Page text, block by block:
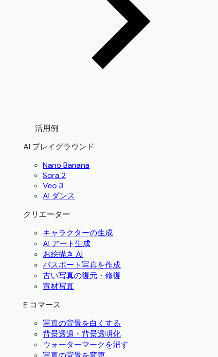
活用例
AI プレイグラウンド
Nano Banana
Sora 2
Veo 3
AI ダンス
クリエーター
キャラクターの生成
AI アート生成
お絵描き AI
パスポート写真を作成
古い写真の復元・修復
宣材写真
E コマース
写真の背景を白くする
背景透過・背景透明化
ウォーターマークを消す